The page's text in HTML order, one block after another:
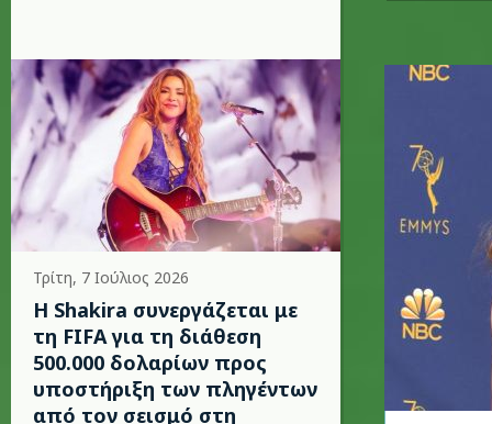
Τρίτη, 7 Ιούλιος 2026
Η Shakira συνεργάζεται με
τη FIFA για τη διάθεση
500.000 δολαρίων προς
υποστήριξη των πληγέντων
από τον σεισμό στη